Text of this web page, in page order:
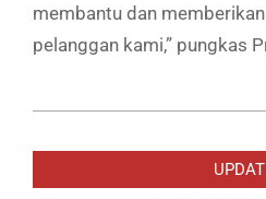
membantu dan
pelanggan kami,” pungkas
06-